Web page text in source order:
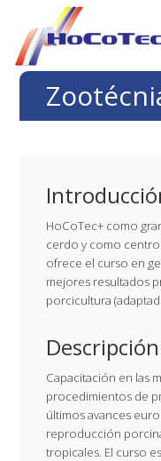
Saltar
Saltar
Saltar
Saltar
HoCoTec+ como
cerdo y como
ofrece el curso en
mejores resultados
porcicultura
Capacitación en las
procedimientos de
últimos avances
reproducción
tropicales. El curso